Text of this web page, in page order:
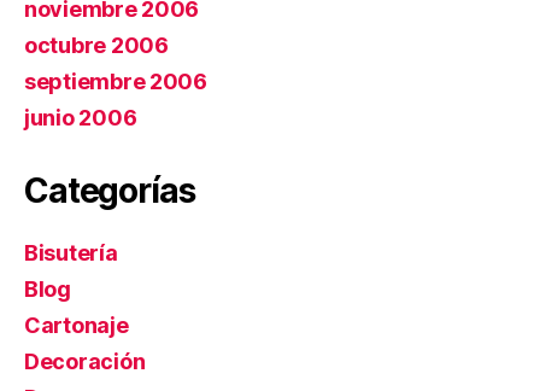
noviembre 2006
octubre 2006
septiembre 2006
junio 2006
Categorías
Bisutería
Blog
Cartonaje
Decoración